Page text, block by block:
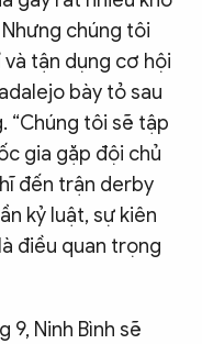
chúng tôi
tận dụng cơ hội
bày tỏ sau
“Chúng tôi sẽ tập
gia gặp đội chủ
đến trận derby
kỷ luật, sự kiên
điều quan trọng
9, Ninh Bình sẽ